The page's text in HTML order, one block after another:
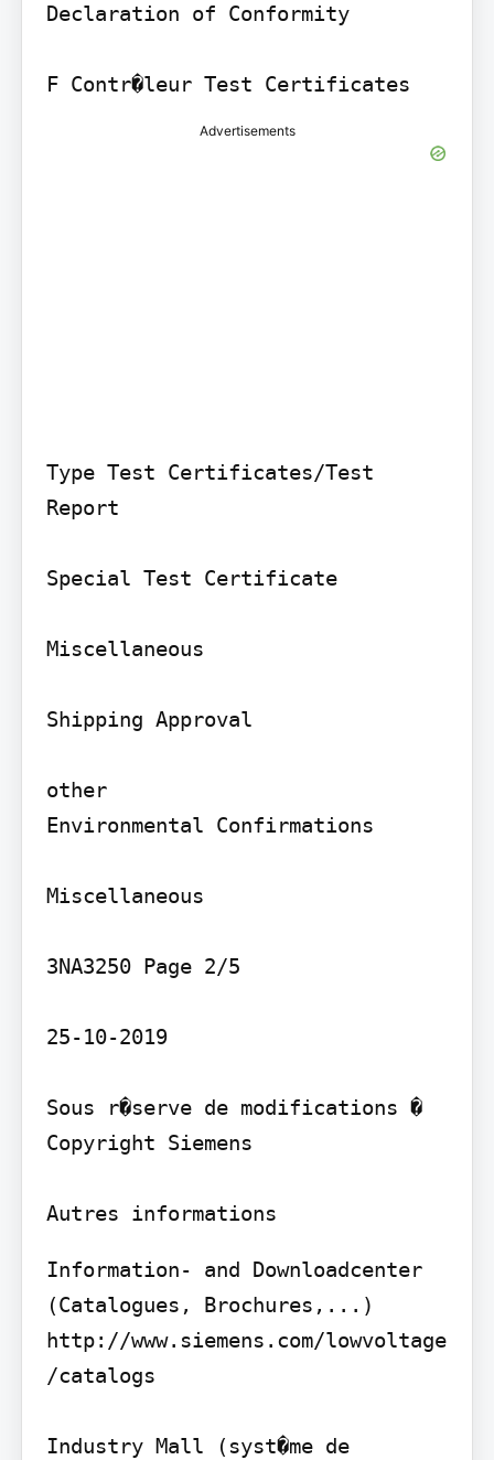
Declaration of Conformity
F Contr�leur Test Certificates
Advertisements
Type Test Certificates/Test
Report
Special Test Certificate
Miscellaneous
Shipping Approval
other
Environmental Confirmations
Miscellaneous
3NA3250 Page 2/5
25-10-2019
Sous r�serve de modifications �
Copyright Siemens
Autres informations
Information- and Downloadcenter
(Catalogues, Brochures,...)
http://www.siemens.com/lowvoltage
/catalogs
Industry Mall (syst�me de